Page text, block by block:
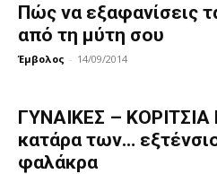
Πώς να εξαφανίσεις
από τη μύτη σου
Έμβολος - 14/09/2014
ΓΥΝΑΙΚΕΣ –
κατάρα των…
φαλάκρα